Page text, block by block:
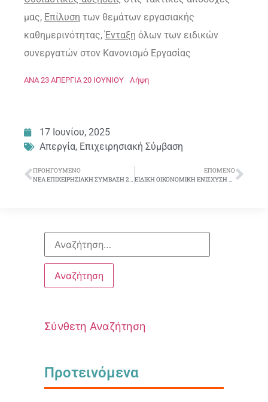
μας, Επίλυση των θεμάτων εργασιακής
καθημερινότητας,Ένταξη όλων των ειδικών
συνεργατών στον Κανονισμό Εργασίας
ΑΝΑ 23 ΑΠΕΡΓΙΑ 20 ΙΟΥΝΙΟΥ Λήψη
17 Ιουνίου, 2025
Απεργία, Επιχειρησιακή Σύμβαση
ΠΡΟΗΓΟΎΜΕΝΟ
ΝΕΑ ΕΠΙΧΕΙΡΗΣΙΑΚΗ ΣΥΜΒΑΣΗ 2025-2028
ΕΠΌΜΕΝΟ
ΕΙΔΙΚΗ ΟΙΚΟΝΟΜΙΚΗ ΕΝΙΣΧΥΣΗ ΠΑΙΔΙΩΝ ΣΥΝΑΔΕΛΦΩΝ ΠΟΥ ΕΙΣΑΓΟΝΤΑΙ ΣΕ Α.Ε.Ι.
Σύνθετη Αναζήτηση
Προτεινόμενα